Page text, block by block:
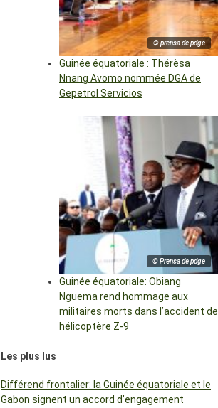
© prensa de pdge
Guinée équatoriale : Thérèsa
Nnang Avomo nommée DGA de
Gepetrol Servicios
© Prensa de pdge
Guinée équatoriale: Obiang
Nguema rend hommage aux
militaires morts dans l’accident de
hélicoptère Z-9
Les plus lus
Différend frontalier: la Guinée équatoriale et le
Gabon signent un accord d’engagement